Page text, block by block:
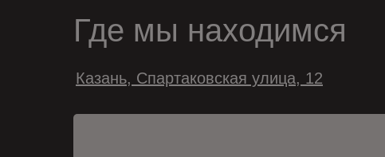
Где мы находимся
Казань, Спартаковская улица, 12